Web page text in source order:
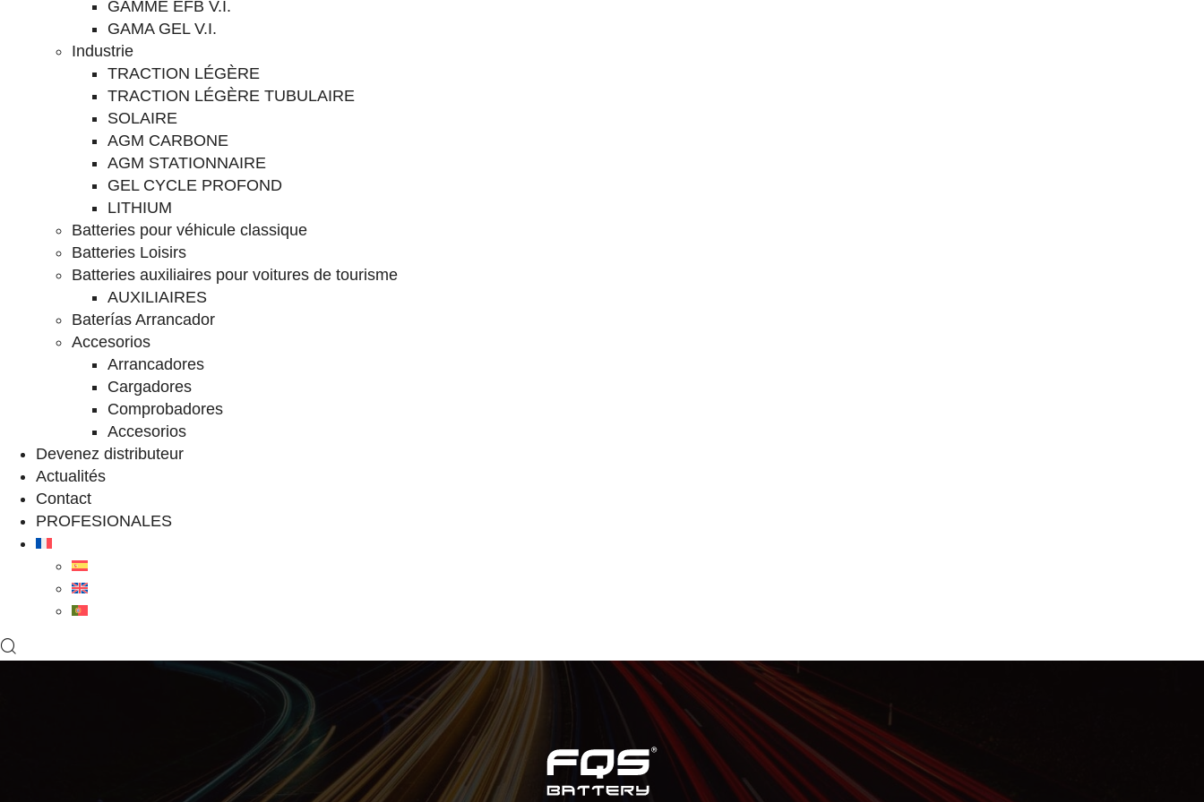
GAMME EFB V.I.
GAMA GEL V.I.
Industrie
TRACTION LÉGÈRE
TRACTION LÉGÈRE TUBULAIRE
SOLAIRE
AGM CARBONE
AGM STATIONNAIRE
GEL CYCLE PROFOND
LITHIUM
Batteries pour véhicule classique
Batteries Loisirs
Batteries auxiliaires pour voitures de tourisme
AUXILIAIRES
Baterías Arrancador
Accesorios
Arrancadores
Cargadores
Comprobadores
Accesorios
Devenez distributeur
Actualités
Contact
PROFESIONALES